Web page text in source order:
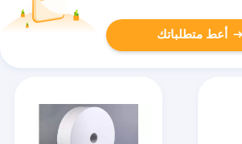
أعط متطلباتك